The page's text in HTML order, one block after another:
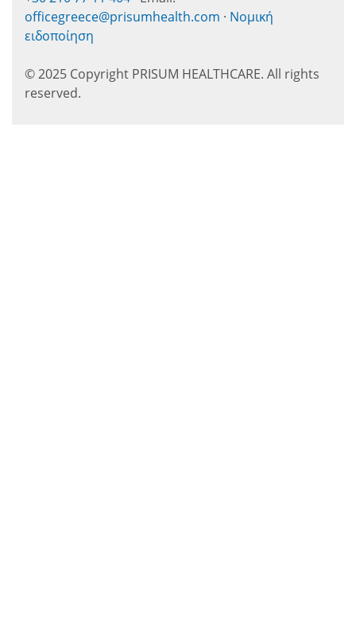
officegreece@prisumhealth.com · Νομική
ειδοποίηση
© 2025 Copyright PRISUM HEALTHCARE. All rights
reserved.